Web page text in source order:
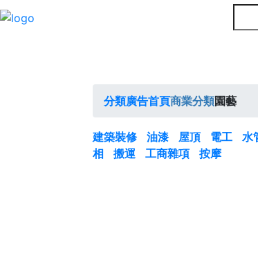
分類廣告首頁商業分類園藝
建築裝修 油漆 屋頂 電工 水
相
搬運 工商雜項 按摩